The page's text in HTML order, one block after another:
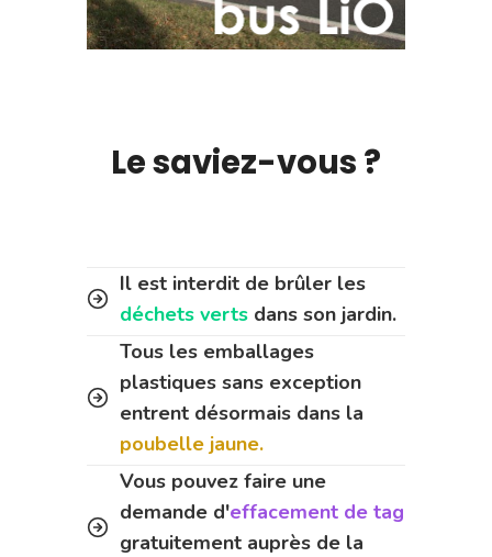
Le saviez-vous ?
Il est interdit de brûler les
déchets verts dans son jardin.
Tous les emballages
plastiques sans exception
entrent désormais dans la
poubelle jaune.
Vous pouvez faire une
demande d'effacement de tag
gratuitement auprès de la